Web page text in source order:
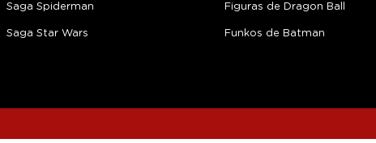
Saga Spiderman
Saga Star Wars
Figuras de Dragon Ball
Funkos de Batman